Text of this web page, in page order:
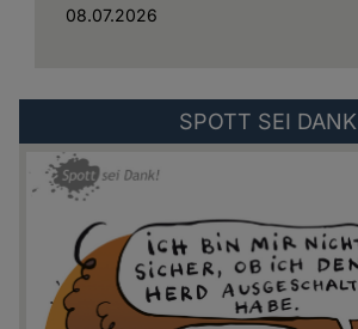
08.07.2026
SPOTT SEI DANK
Link
zu:
https://spottseidank.de